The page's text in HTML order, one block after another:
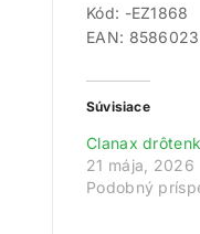
Kód: -EZ1868
EAN:
Súvisiace
Clanax
21 mája, 2026
Podobný